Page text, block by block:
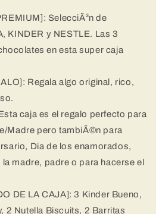
SelecciÃ³n de
KINDER y NESTLE. Las 3
en esta super caja
Regala algo original, rico,
Esta caja es el regalo perfecto para
Madre pero tambiÃ©n para
Dia de los enamorados,
la madre, padre o para hacerse el
DE LA CAJA]: 3 Kinder Bueno,
2 Nutella Biscuits, 2 Barritas